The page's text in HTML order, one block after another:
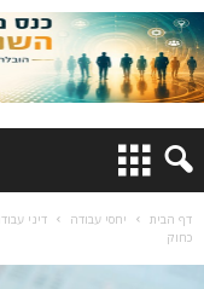
דף הבית יחסי עבודה דיני
כחוק